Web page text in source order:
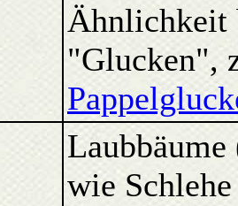
Ähnlichkeit
"Glucken",
wie